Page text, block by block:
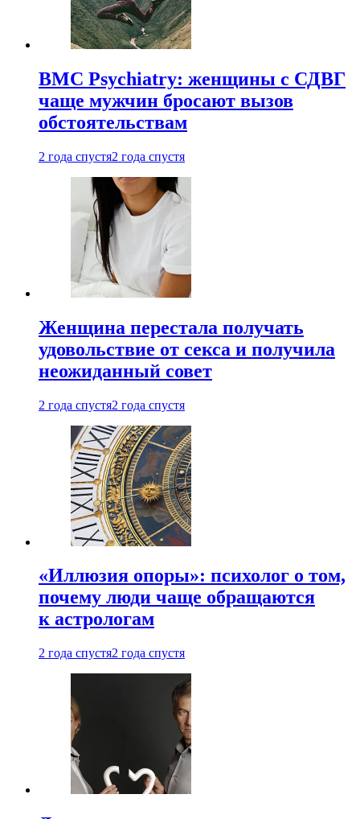
BMC Psychiatry: женщины с СДВГ
чаще мужчин бросают вызов
обстоятельствам
2 года спустя2 года спустя
Женщина перестала получать
удовольствие от секса и получила
неожиданный совет
2 года спустя2 года спустя
«Иллюзия опоры»: психолог о том,
почему люди чаще обращаются
к астрологам
2 года спустя2 года спустя